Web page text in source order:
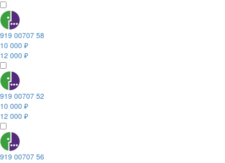
919 00707 58
10 000 ₽
12 000 ₽
919 00707 52
10 000 ₽
12 000 ₽
919 00707 56